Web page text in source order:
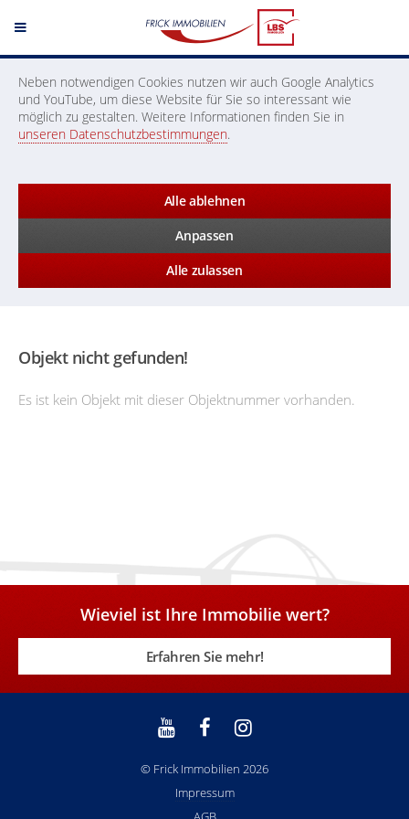
Neben notwendigen Cookies nutzen wir auch Google Analytics
und YouTube, um diese Website für Sie so interessant wie
möglich zu gestalten. Weitere Informationen finden Sie in
unseren Datenschutzbestimmungen.
Alle ablehnen
Anpassen
Alle zulassen
Objekt nicht gefunden!
Es ist kein Objekt mit dieser Objektnummer vorhanden.
Wieviel ist Ihre Immobilie wert?
Erfahren Sie mehr!
© Frick Immobilien 2026
Impressum